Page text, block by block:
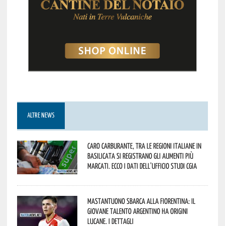
ALTRE NEWS
Caro carburante, tra le regioni italiane in
Basilicata si registrano gli aumenti più
marcati. Ecco i dati dell’Ufficio studi CGIA
Mastantuono sbarca alla Fiorentina: il
giovane talento argentino ha origini
lucane. I dettagli